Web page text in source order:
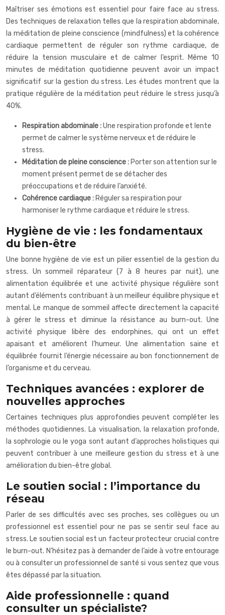
Maîtriser ses émotions est essentiel pour faire face au stress.
Des techniques de relaxation telles que la respiration abdominale,
la méditation de pleine conscience (mindfulness) et la cohérence
cardiaque permettent de réguler son rythme cardiaque, de
réduire la tension musculaire et de calmer l’esprit. Même 10
minutes de méditation quotidienne peuvent avoir un impact
significatif sur la gestion du stress. Les études montrent que la
pratique régulière de la méditation peut réduire le stress jusqu’à
40%.
Respiration abdominale :Une respiration profonde et lente
permet de calmer le système nerveux et de réduire le
stress.
Méditation de pleine conscience : Porter son attention sur le
moment présent permet de se détacher des
préoccupations et de réduire l’anxiété.
Cohérence cardiaque : Réguler sa respiration pour
harmoniser le rythme cardiaque et réduire le stress.
Hygiène de vie : les fondamentaux
du bien-être
Une bonne hygiène de vie est un pilier essentiel de la gestion du
stress. Un sommeil réparateur (7 à 8 heures par nuit), une
alimentation équilibrée et une activité physique régulière sont
autant d’éléments contribuant à un meilleur équilibre physique et
mental. Le manque de sommeil affecte directement la capacité
à gérer le stress et diminue la résistance au burn-out. Une
activité physique libère des endorphines, qui ont un effet
apaisant et améliorent l’humeur. Une alimentation saine et
équilibrée fournit l’énergie nécessaire au bon fonctionnement de
l’organisme et du cerveau.
Techniques avancées : explorer de
nouvelles approches
Certaines techniques plus approfondies peuvent compléter les
méthodes quotidiennes. La visualisation, la relaxation profonde,
la sophrologie ou le yoga sont autant d’approches holistiques qui
peuvent contribuer à une meilleure gestion du stress et à une
amélioration du bien-être global.
Le soutien social : l’importance du
réseau
Parler de ses difficultés avec ses proches, ses collègues ou un
professionnel est essentiel pour ne pas se sentir seul face au
stress. Le soutien social est un facteur protecteur crucial contre
le burn-out. N’hésitez pas à demander de l’aide à votre entourage
ou à consulter un professionnel de santé si vous sentez que vous
êtes dépassé par la situation.
Aide professionnelle : quand
consulter un spécialiste?